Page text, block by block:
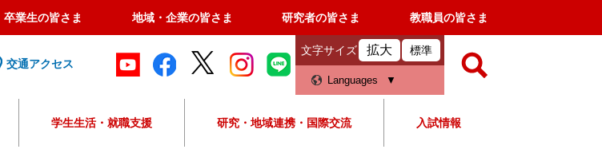
卒業生の皆さま 地域・企業の皆さま 研究者の皆さま 教職員の皆さま
交通アクセス
文字サイズ 拡大 標準
Languages
学生生活・就職支援 研究・地域連携・国際交流 入試情報